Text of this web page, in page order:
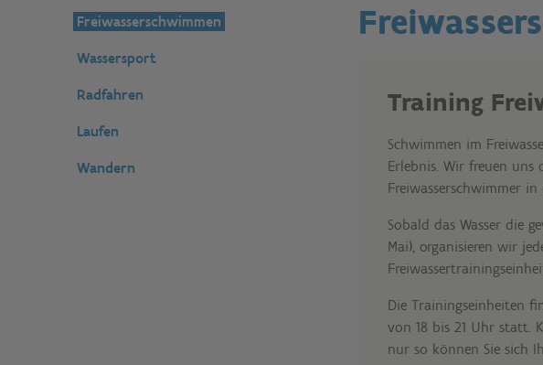
Freiwasserschwimmen
Wassersport
Radfahren
Laufen
Wandern
Training
Schwimmen im
Erlebnis. Wir freuen uns
Freiwasserschwimmer
Sobald das Wasser die
Mai), organisieren wir
Die Trainingseinheiten
von 18 bis 21 Uhr statt.
nur so können Sie sich